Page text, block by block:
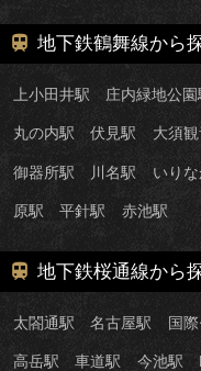
地下鉄鶴舞線から
上小田井駅 庄内緑地公園
丸の内駅 伏見駅 大須
御器所駅 川名駅 いり
原駅 平針駅 赤池駅
地下鉄桜通線から
太閤通駅 名古屋駅 国
高岳駅 車道駅 今池駅